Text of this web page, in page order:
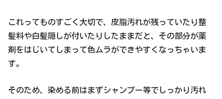
これってものすごく大切で、皮脂汚れが残っていたり整
髪料や白髪隠しが付いたりしたままだと、その部分が薬
剤をはじいてしまって色ムラができやすくなっちゃいま
す。
そのため、染める前はまずシャンプー等でしっかり汚れ